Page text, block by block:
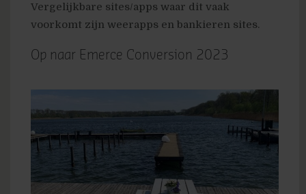
Vergelijkbare sites/apps waar dit vaak
voorkomt zijn weerapps en bankieren sites.
Op naar Emerce Conversion 2023